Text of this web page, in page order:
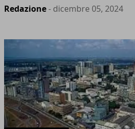
Redazione- dicembre 05, 2024